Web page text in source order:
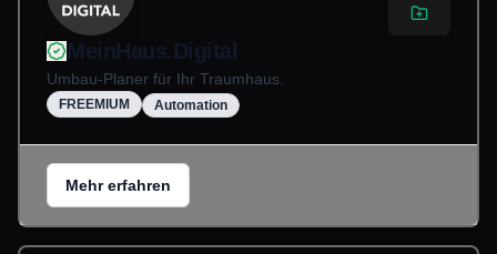
MeinHaus.Digital
Umbau-Planer für Ihr Traumhaus.
FREEMIUM Automation
Mehr erfahren